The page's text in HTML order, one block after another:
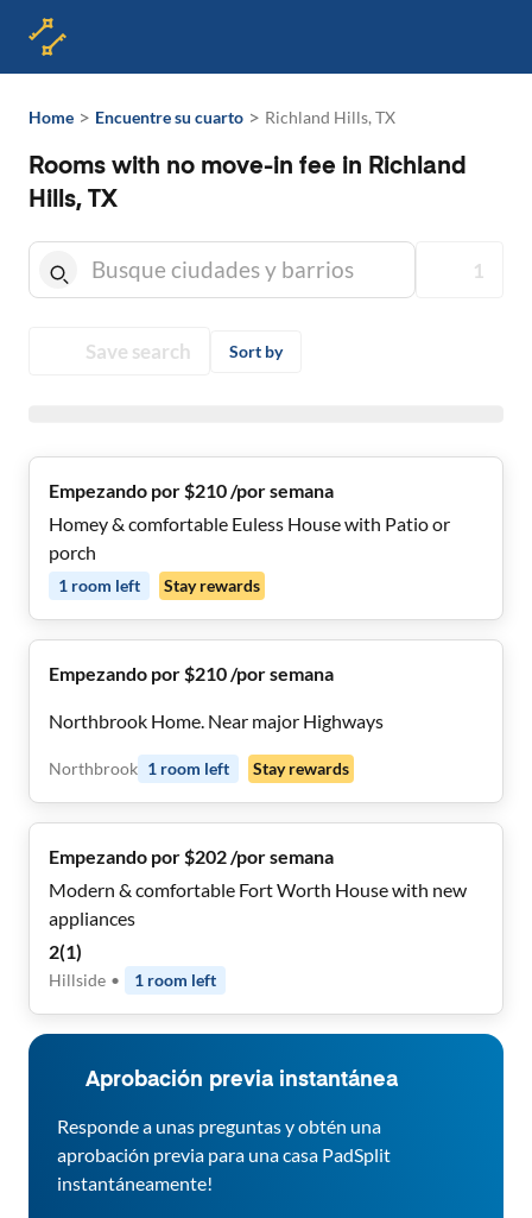
Home > Encuentre su cuarto > Richland Hills, TX
Rooms with no move-in fee in Richland
Hills, TX
1
Save search Sort by
Empezando por $210 /por semana
Homey & comfortable Euless House with Patio or
porch
1 room left Stay rewards
Empezando por $210 /por semana
Northbrook Home. Near major Highways
Northbrook 1 room left Stay rewards
Empezando por $202 /por semana
Modern & comfortable Fort Worth House with new
appliances
2(1)
Hillside • 1 room left
Aprobación previa instantánea
Responde a unas preguntas y obtén una
aprobación previa para una casa PadSplit
instantáneamente!